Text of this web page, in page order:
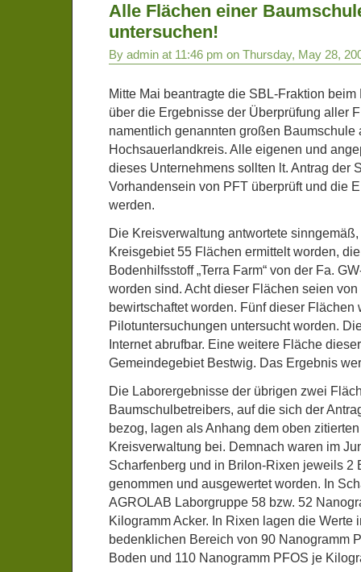
Alle Flächen einer
untersuchen!
By admin at 11:46 pm on Thursday, May 28,
Mitte Mai beantragte die SBL-Fraktion beim
über die Ergebnisse der Überprüfung aller
namentlich genannten großen Baumschule
Hochsauerlandkreis. Alle eigenen und
dieses Unternehmens sollten lt. Antrag der
Vorhandensein von PFT überprüft und die
werden.
Die Kreisverwaltung antwortete
Kreisgebiet 55 Flächen ermittelt worden,
Bodenhilfsstoff „Terra Farm“ von der Fa.
worden sind. Acht dieser Flächen seien
bewirtschaftet worden. Fünf dieser Flächen
Pilotuntersuchungen untersucht worden.
Internet abrufbar. Eine weitere Fläche
Gemeindegebiet Bestwig. Das Ergebnis
Die Laborergebnisse der übrigen zwei
Baumschulbetreibers, auf die sich der
bezog, lagen als Anhang dem oben
Kreisverwaltung bei. Demnach waren im
Scharfenberg und in Brilon-Rixen jeweils 2
genommen und ausgewertet worden. In
AGROLAB Laborgruppe 58 bzw. 52
Kilogramm Acker. In Rixen lagen die Werte
bedenklichen Bereich von 90 Nanogramm
Boden und 110 Nanogramm PFOS je